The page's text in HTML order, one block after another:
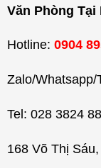
Văn Phòng Tại
Hotline: 0904
Zalo/Whatsapp/
Tel: 028 3824
168 Võ Thị